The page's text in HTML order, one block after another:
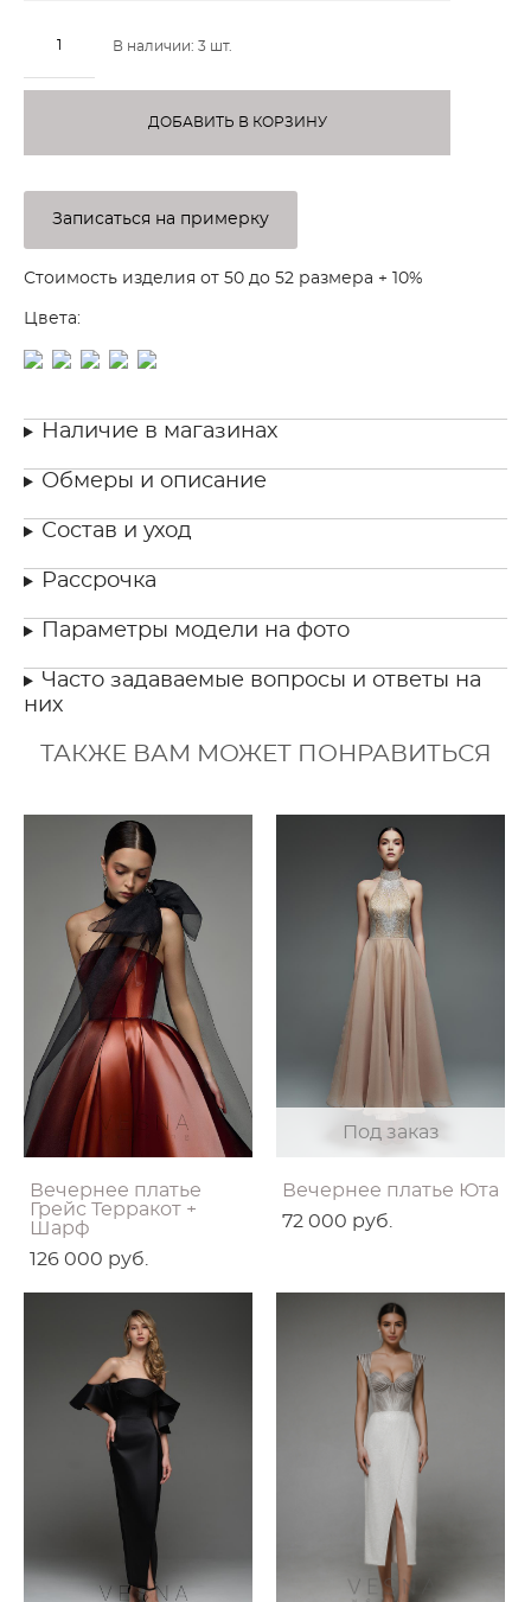
В наличии: 3 шт.
ДОБАВИТЬ В КОРЗИНУ
Записаться на примерку
Стоимость изделия от 50 до 52 размера + 10%
Цвета:
Наличие в магазинах
Обмеры и описание
Состав и уход
Рассрочка
Параметры модели на фото
Часто задаваемые вопросы и ответы на
них
ТАКЖЕ ВАМ МОЖЕТ ПОНРАВИТЬСЯ
Вечернее платье
Грейс Терракот +
Шарф
126 000 pуб.
Под заказ
Вечернее платье Юта
72 000 pуб.